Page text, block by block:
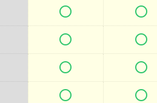
 
 
 
 